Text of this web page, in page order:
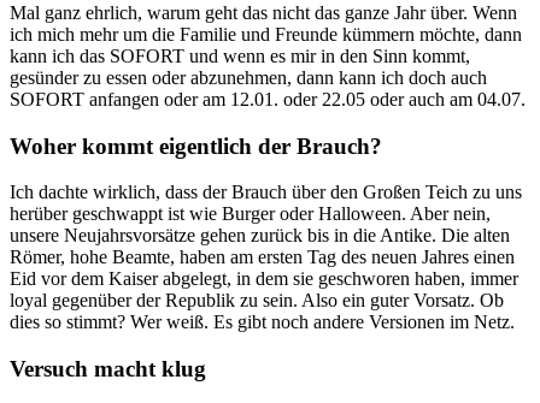
Mal ganz ehrlich, warum geht das nicht das ganze Jahr über. Wenn
ich mich mehr um die Familie und Freunde kümmern möchte, dann
kann ich das SOFORT und wenn es mir in den Sinn kommt,
gesünder zu essen oder abzunehmen, dann kann ich doch auch
SOFORT anfangen oder am 12.01. oder 22.05 oder auch am 04.07.
Woher kommt eigentlich der Brauch?
Ich dachte wirklich, dass der Brauch über den Großen Teich zu uns
herüber geschwappt ist wie Burger oder Halloween. Aber nein,
unsere Neujahrsvorsätze gehen zurück bis in die Antike. Die alten
Römer, hohe Beamte, haben am ersten Tag des neuen Jahres einen
Eid vor dem Kaiser abgelegt, in dem sie geschworen haben, immer
loyal gegenüber der Republik zu sein. Also ein guter Vorsatz. Ob
dies so stimmt? Wer weiß. Es gibt noch andere Versionen im Netz.
Versuch macht klug